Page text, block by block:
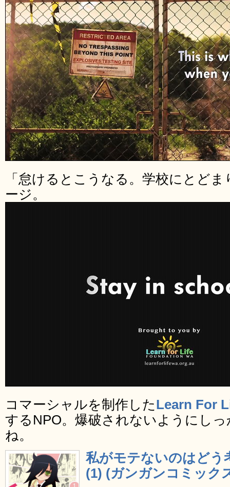
「怠けるとこうなる。学校にとど
ージ。
コマーシャルを制作したLearn For
するNPO。爆破されないようにし
ね。
私がモテないのはどう
(1) (ガンガンコミック